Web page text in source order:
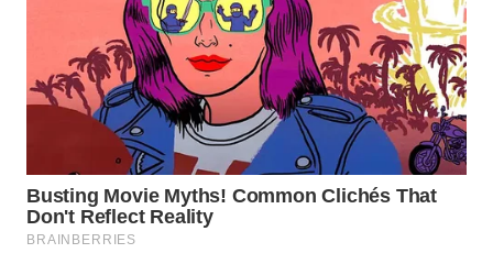
WN
KARAWANG
BEKASI
WN